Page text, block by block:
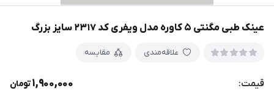
عینک طبی مگنتی ۵ کاوره مدل ویفری کد ۲۳۱۷ سایز بزرگ
علاقه‌مندی مقایسه
قیمت: 1,900,000تومان